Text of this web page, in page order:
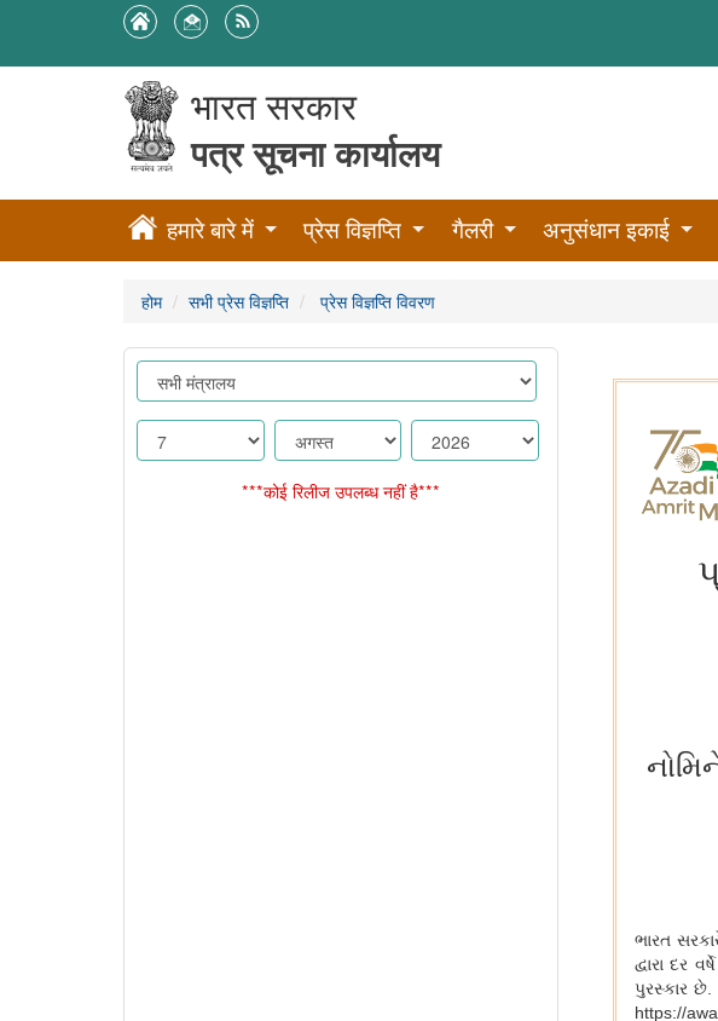
भारत सरकार
पत्र सूचना कार्यालय
हमारे बारे में प्रेस विज्ञप्ति गैलरी अनुसंधान इकाई
होम सभी प्रेस विज्ञप्ति प्रेस विज्ञप्ति विवरण
***कोई रिलीज उपलब्ध नहीं है***